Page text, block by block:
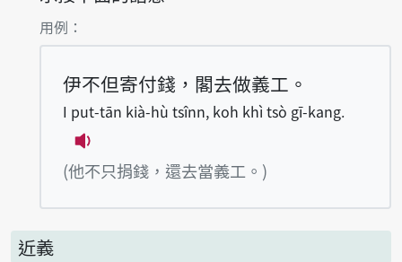
第1項釋義的
用例：
伊不但寄付錢，閣去做義工。
I put-tān kià-hù tsînn, koh khì tsò gī-kang.
播放例句I put-tān kià-hù tsînn, koh
(他不只捐錢，還去當義工。)
近義